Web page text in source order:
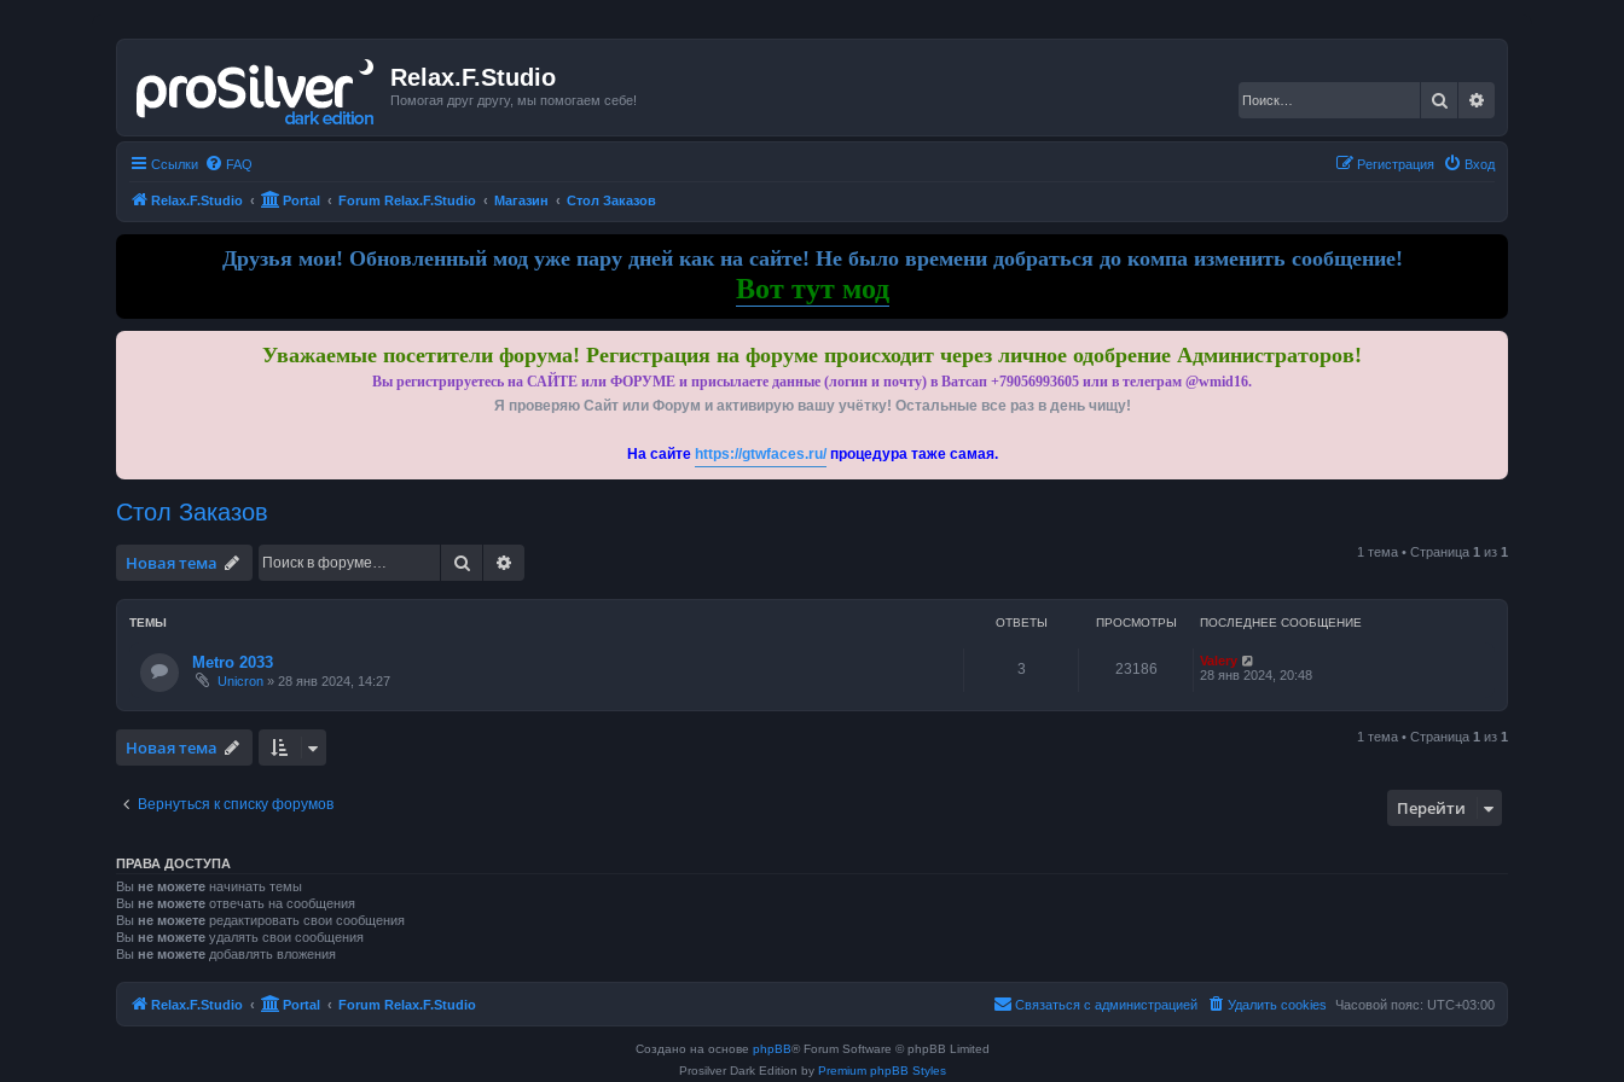
Relax.F.Studio
Помогая друг другу, мы помогаем себе! Поиск
Ссылки FAQ Вход
Регистрация
Relax.F.Studio Portal Forum Relax.F.Studio Магазин Стол Заказов
Друзья мои! Обновленный мод уже пару дней как на сайте! Не было времени добраться до компа изменить сообщение!
Вот тут мод
Уважаемые посетители форума! Регистрация на форуме происходит через личное одобрение Администраторов!
Вы регистрируетесь на САЙТЕ или ФОРУМЕ и присылаете данные (логин и почту) в Ватсап +79056993605 или в телеграм @wmid16.
Я проверяю Сайт или Форум и активирую вашу учётку! Остальные все раз в день чищу!
На сайте https://gtwfaces.ru/процедура таже самая.
Стол Заказов
Новая тема Поиск 1 тема • Страница 1 из 1
ТЕМЫ ОТВЕТЫ ПРОСМОТРЫ ПОСЛЕДНЕЕ СООБЩЕНИЕ
Metro 2033
Unicron » 28 янв 2024, 14:27
3 23186
Valery
28 янв 2024, 20:48
Новая тема 1 тема • Страница 1 из 1
Вернуться к списку форумов Перейти
ПРАВА ДОСТУПА
Вы не можете начинать темы
Вы не можете отвечать на сообщения
Вы не можете редактировать свои сообщения
Вы не можете удалять свои сообщения
Вы не можете добавлять вложения
Relax.F.Studio Portal Forum Relax.F.Studio Часовой пояс: UTC+03:00
Удалить cookies
Связаться с администрацией
Создано на основе phpBB® Forum Software © phpBB Limited
Prosilver Dark Edition by Premium phpBB Styles